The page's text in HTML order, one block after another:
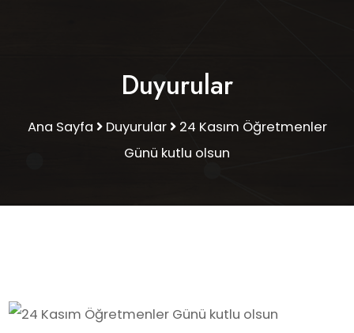
Duyurular
Ana Sayfa Duyurular
24 Kasım Öğretmenler
Günü kutlu olsun